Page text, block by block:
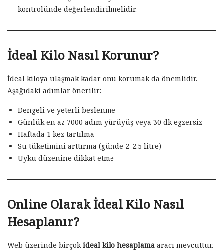
kontrolünde değerlendirilmelidir.
İdeal Kilo Nasıl Korunur?
İdeal kiloya ulaşmak kadar onu korumak da önemlidir.
Aşağıdaki adımlar önerilir:
Dengeli ve yeterli beslenme
Günlük en az 7000 adım yürüyüş veya 30 dk egzersiz
Haftada 1 kez tartılma
Su tüketimini arttırma (günde 2-2.5 litre)
Uyku düzenine dikkat etme
Online Olarak İdeal Kilo Nasıl
Hesaplanır?
Web üzerinde birçok ideal kilo hesaplama aracı mevcuttur.